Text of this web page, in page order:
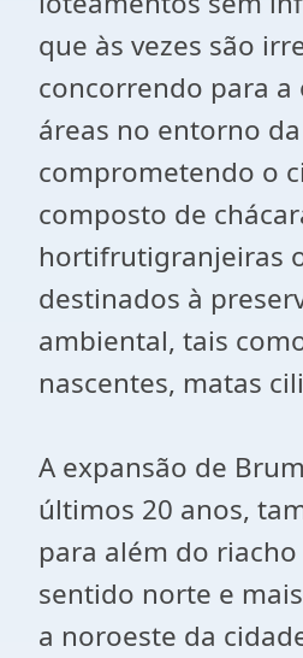
que às vezes são
concorrendo para a
áreas no entorno
comprometendo o
composto de
hortifrutigranjeiras
destinados à
ambiental, tais
nascentes, matas
A expansão de
últimos 20 anos,
para além do
sentido norte e
a noroeste da